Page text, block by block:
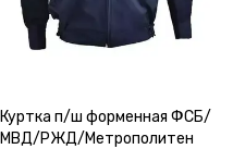
Куртка п/ш форменная ФСБ/
МВД/РЖД/Метрополитен